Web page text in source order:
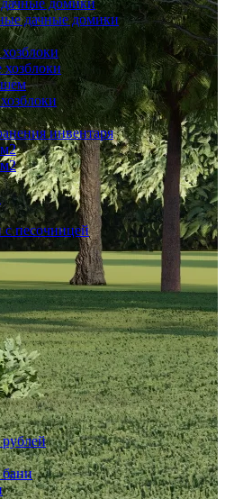
домики
дачные домики
инвентаря
песочницей